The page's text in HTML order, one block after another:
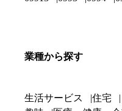
業種から探す
生活サービス 住宅